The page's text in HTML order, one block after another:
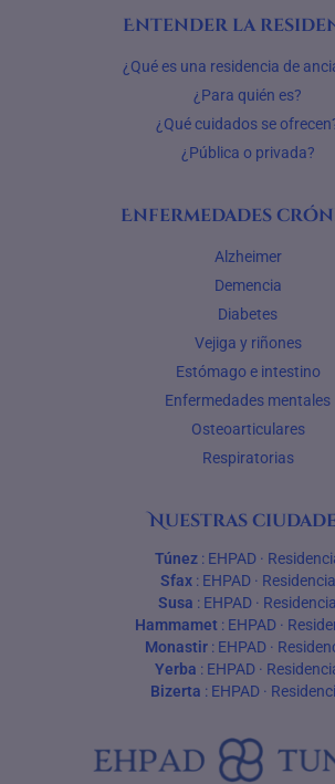
Entender la
¿Qué es una residencia de
¿Para quién es?
¿Qué cuidados se
¿Pública o privada?
Enfermedades
Alzheimer
Demencia
Diabetes
Vejiga y riñones
Estómago e intestino
Enfermedades mentales
Osteoarticulares
Respiratorias
Nuestras
Túnez: EHPAD·
Sfax: EHPAD· Residencia
Susa : EHPAD · Residencia
Hammamet: EHPAD·
Monastir: EHPAD·
Yerba : EHPAD ·
Bizerta : EHPAD ·